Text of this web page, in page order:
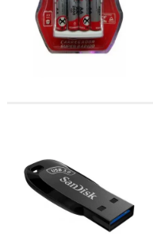
gamer)